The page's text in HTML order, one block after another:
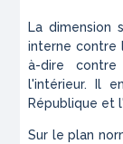
La dimension
interne contre
à-dire
l'intérieur. Il
République et
Sur le plan